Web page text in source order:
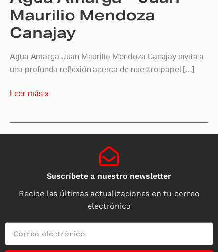
Maurilio Mendoza
Canajay
Agua Amarga Juan Maurilio Mendoza Canajay invita a
una profunda reflexión acerca de nuestro papel […]
Leer más »
Suscríbete a nuestro newsletter
Recibe las últimas actualizaciones en tu correo
electrónico